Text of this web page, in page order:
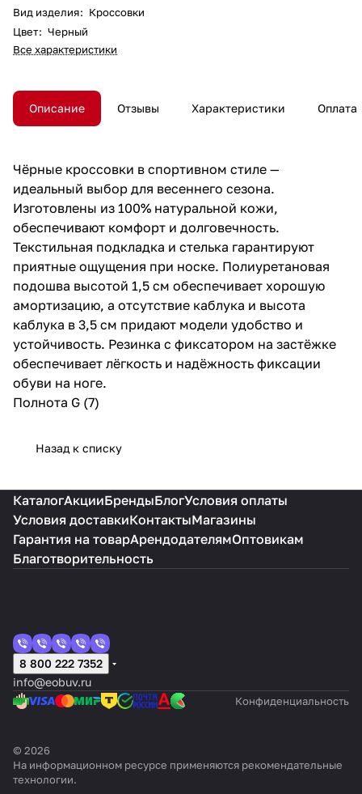
Вид изделия: Кроссовки
Цвет: Черный
Все характеристики
Описание Отзывы Характеристики Оплата
Чёрные кроссовки в спортивном стиле —
идеальный выбор для весеннего сезона.
Изготовлены из 100% натуральной кожи,
обеспечивают комфорт и долговечность.
Текстильная подкладка и стелька гарантируют
приятные ощущения при носке. Полиуретановая
подошва высотой 1,5 см обеспечивает хорошую
амортизацию, а отсутствие каблука и высота
каблука в 3,5 см придают модели удобство и
устойчивость. Резинка с фиксатором на застёжке
обеспечивает лёгкость и надёжность фиксации
обуви на ноге.
Полнота G (7)
Назад к списку
КаталогАкцииБрендыБлогУсловия оплаты
Условия доставкиКонтактыМагазины
Гарантия на товарАрендодателямОптовикам
Благотворительность
8 800 222 7352
info@eobuv.ru
Конфиденциальность
© 2026
На информационном ресурсе применяются рекомендательные
технологии.